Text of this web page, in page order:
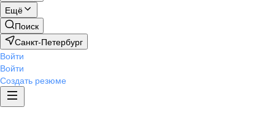
Ещё
Поиск
Санкт-Петербург
Войти
Войти
Создать резюме